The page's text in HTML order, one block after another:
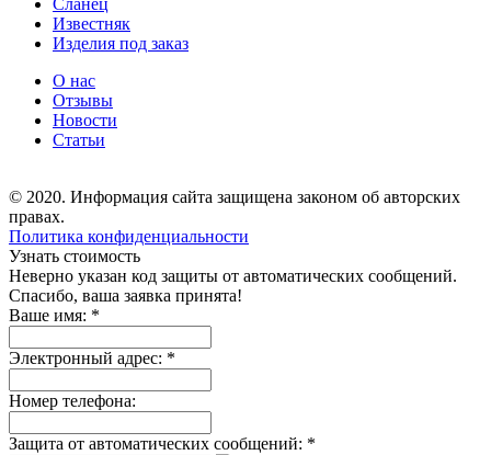
Сланец
Известняк
Изделия под заказ
О нас
Отзывы
Новости
Статьи
© 2020. Информация сайта защищена законом об авторских
правах.
Политика конфиденциальности
Узнать стоимость
Неверно указан код защиты от автоматических сообщений.
Спасибо, ваша заявка принята!
Ваше имя: *
Электронный адрес: *
Номер телефона:
Защита от автоматических сообщений: *